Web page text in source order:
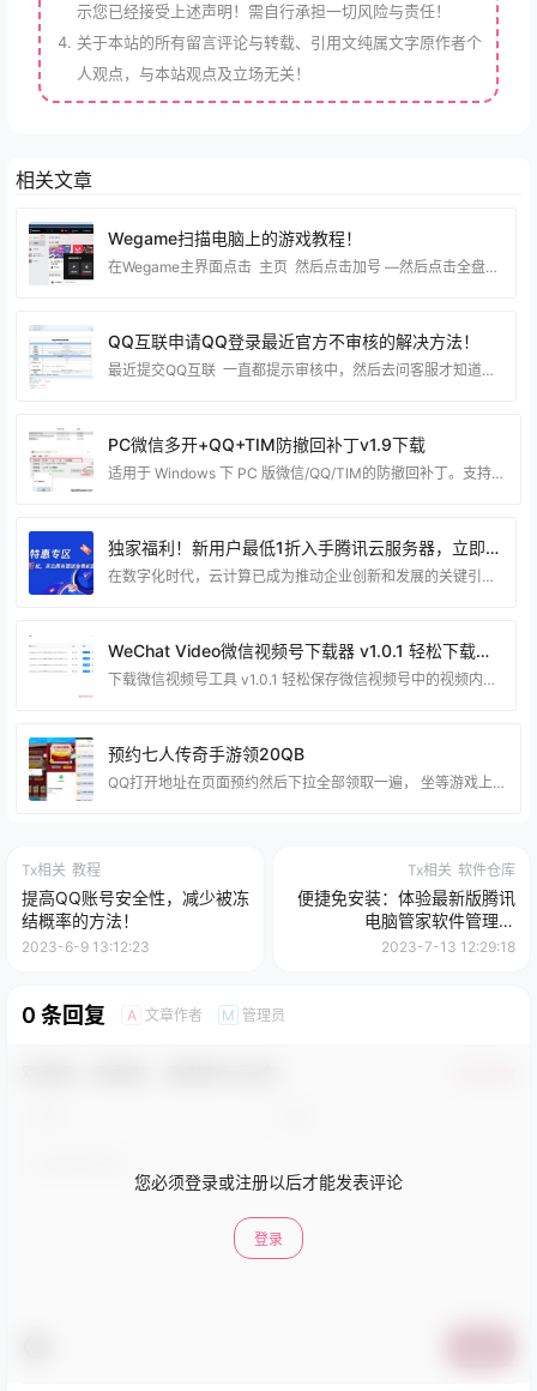
示您已经接受上述声明！需自行承担一切风险与责任！
关于本站的所有留言评论与转载、引用文纯属文字原作者个
人观点，与本站观点及立场无关！
相关文章
Wegame扫描电脑上的游戏教程！
在Wegame主界面点击 主页 然后点击加号 —然后点击全盘扫描，等待扫描完成就可以了！ 这一步就选择你电脑的磁盘，如果你知道你电脑在那个分区就直接选对应的分区 这样扫描就更快了！
QQ互联申请QQ登录最近官方不审核的解决方法！
最近提交QQ互联 一直都提示审核中，然后去问客服才知道平台出问题了 需要用邮件申请，下面给教大家怎么通过邮件去申请。 编写邮件标题：QQ互联网站应用申请 发送到：connect@qq.com 填写申请表：（下载申请QQ互联表格）https://dianjiwang.lanzoul.com/iMi9k29nn6la 大家可以按照我的方式填写： 需要添加附件有：网站图标，手持身份证，还有网站icp备案的截图 和 填写的表格。最后就可以审核通过了！ 博猪最近前两天申请了两个网站的QQ互联登录，大家可以看看 https:
PC微信多开+QQ+TIM防撤回补丁v1.9下载
适用于 Windows 下 PC 版微信/QQ/TIM的防撤回补丁。支持最新版微信/QQ/TIM，其中微信能够选择安装多开功能。 一款适用于 Windows下PC版微信/QQ/TIM的防撤回补丁，实际效果 是对方撤回消息后，你的聊天界面不会有任何变化，你仍旧能看到对方撤回的消息。 使用方法 首先，你的系统需要满足以下条件： Windows 7 或更高版本，不支持XP。 .NET Framework 4.5.2 或更高版本。低于此版本在打开程序时可能无反应，或者直接报错。 使用本程序前，先关闭微信/QQ/TIM。 以
独家福利！新用户最低1折入手腾讯云服务器，立即体验高性能云计算服务！
在数字化时代，云计算已成为推动企业创新和发展的关键引擎。作为业内领先的云服务提供商，腾讯云一直致力于为用户提供卓越的云计算体验。为了更好地支持新用户，腾讯云推出了独家福利活动——新用户最低1折入手腾讯云服务器，为您带来更便宜、更强大的云计算服务！ 活动详情 从现在起，只需点击以下链接即可参与活动：腾讯云服务器特惠链接。通过这个独家链接，您将获得新用户专属折扣，享受腾讯云服务器的高性能和可靠性。 为什么选择腾讯云服务器？ 高性能： 腾讯云服务器采用先进的硬件架构，提供卓越的计算性能，确保您的应用在高负载时也能运行流畅
WeChat Video微信视频号下载器 v1.0.1 轻松下载保存视频
下载微信视频号工具 v1.0.1 轻松保存微信视频号中的视频内容 微信视频号下载器是一款专为微信视频号打造的下载工具，可以帮助用户方便地下载和保存微信视频号中的视频内容。 微信视频号作为微信内置的短视频平台，许多用户在其中欣赏各种有趣的短视频。有了这款下载工具，当你看到喜欢的视频时，只需要使用它进行地址分析，即可将视频下载到本地保存。 本软件具有以下特点： 支持实时捕获微信视频号的视频地址。 在捕获后，可以预览和下载视频。当软件自动捕获到视频地址后，你可以点击预览按钮来确认是否正确捕获到了视频。 使用该工具首次打开
预约七人传奇手游领20QB
QQ打开地址在页面预约然后下拉全部领取一遍， 坐等游戏上线的时候就可以兑换了。 地址：https://y-03.cn/1A3Jd0
Tx相关 教程
提高QQ账号安全性，减少被冻
结概率的方法！
2023-6-9 13:12:23
Tx相关 软件仓库
便捷免安装：体验最新版腾讯
电脑管家软件管理器
v2023.7！
2023-7-13 12:29:18
0 条回复 A 文章作者 M 管理员
您必须登录或注册以后才能发表评论
登录